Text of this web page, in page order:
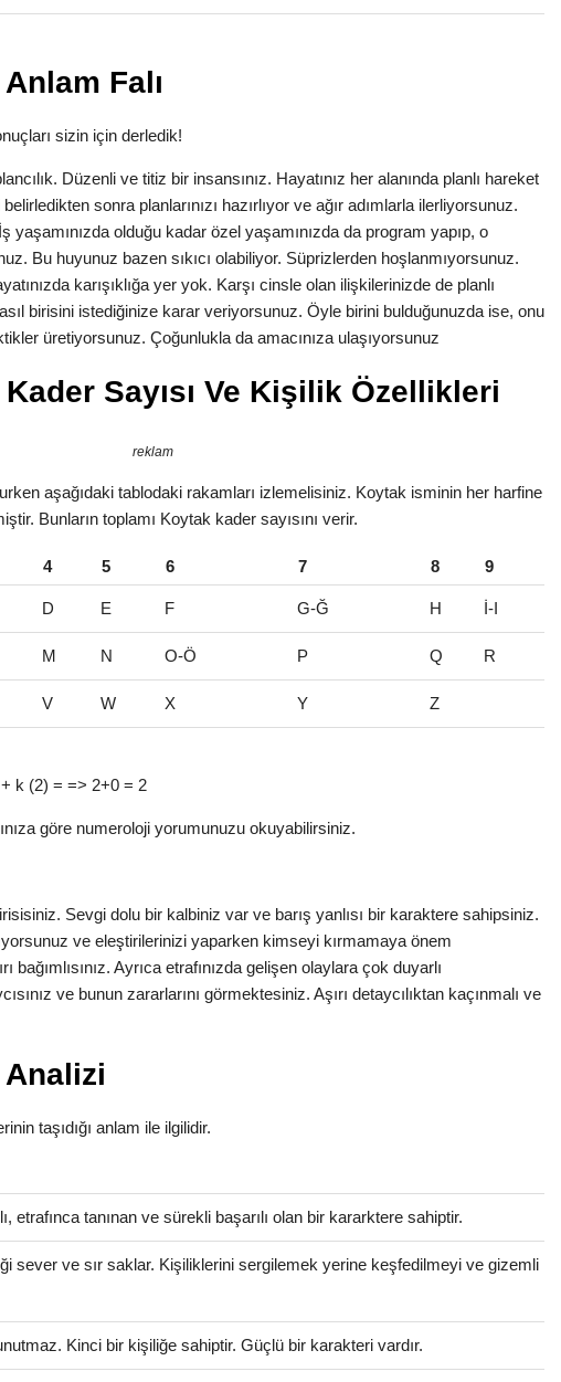
Falı
sizin için derledik!
Düzenli ve titiz bir insansınız. Hayatınız her alanında planlı hareket
sonra planlarınızı hazırlıyor ve ağır adımlarla ilerliyorsunuz.
yaşamınızda olduğu kadar özel yaşamınızda da program yapıp, o
Bu huyunuz bazen sıkıcı olabiliyor. Süprizlerden hoşlanmıyorsunuz.
karışıklığa yer yok. Karşı cinsle olan ilişkilerinizde de planlı
birisini istediğinize karar veriyorsunuz. Öyle birini bulduğunuzda ise, onu
üretiyorsunuz. Çoğunlukla da amacınıza ulaşıyorsunuz
Sayısı Ve Kişilik Özellikleri
reklam
aşağıdaki tablodaki rakamları izlemelisiniz. Koytak isminin her harfine
Bunların toplamı Koytak kader sayısını verir.
4 5 6 7 8 9
D E F G-Ğ H İ-I
M N O-Ö P Q R
V W X Y Z
k (2) = => 2+0 = 2
göre numeroloji yorumunuzu okuyabilirsiniz.
Sevgi dolu bir kalbiniz var ve barış yanlısı bir karaktere sahipsiniz.
ve eleştirilerinizi yaparken kimseyi kırmamaya önem
bağımlısınız. Ayrıca etrafınızda gelişen olaylara çok duyarlı
ve bunun zararlarını görmektesiniz. Aşırı detaycılıktan kaçınmalı ve
taşıdığı anlam ile ilgilidir.
etrafınca tanınan ve sürekli başarılı olan bir kararktere sahiptir.
sever ve sır saklar. Kişiliklerini sergilemek yerine keşfedilmeyi ve gizemli
Kinci bir kişiliğe sahiptir. Güçlü bir karakteri vardır.